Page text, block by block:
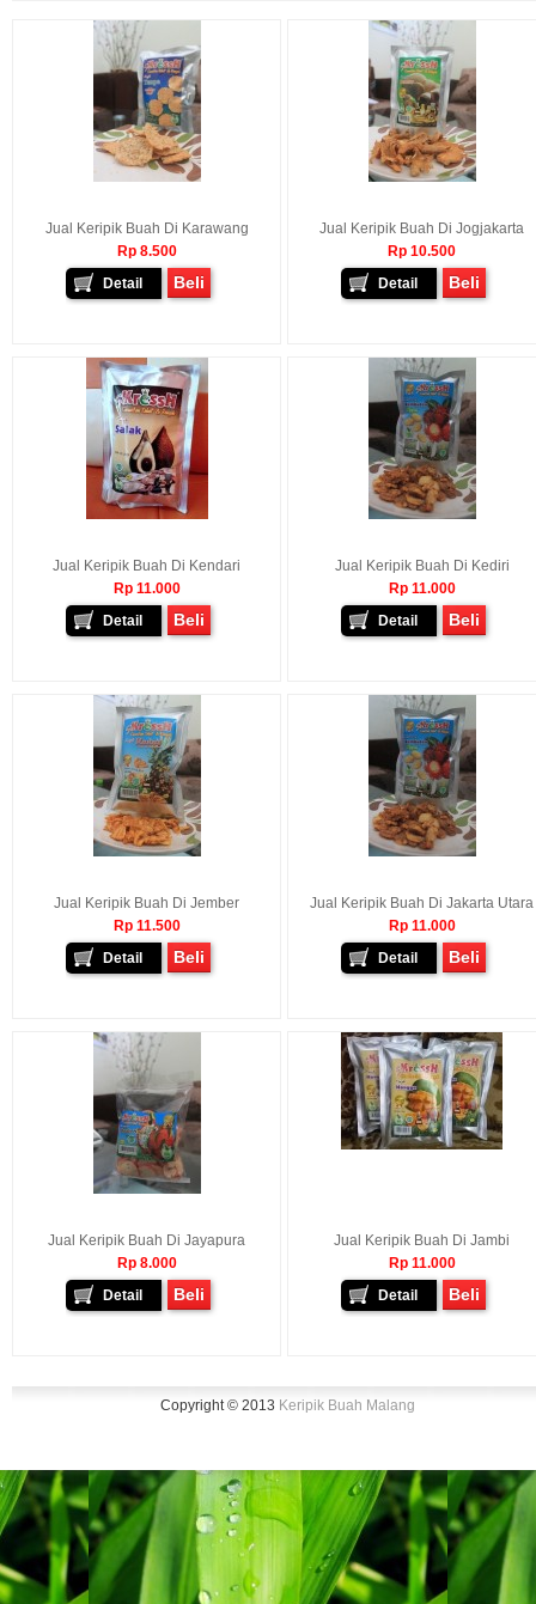
Jual Keripik Buah Di Karawang
Rp 8.500
Detail
Beli
Jual Keripik Buah Di Jogjakarta
Rp 10.500
Detail
Beli
Jual Keripik Buah Di Kendari
Rp 11.000
Detail
Beli
Jual Keripik Buah Di Kediri
Rp 11.000
Detail
Beli
Jual Keripik Buah Di Jember
Rp 11.500
Detail
Beli
Jual Keripik Buah Di Jakarta Utara
Rp 11.000
Detail
Beli
Jual Keripik Buah Di Jayapura
Rp 8.000
Detail
Beli
Jual Keripik Buah Di Jambi
Rp 11.000
Detail
Beli
Copyright © 2013 Keripik Buah Malang